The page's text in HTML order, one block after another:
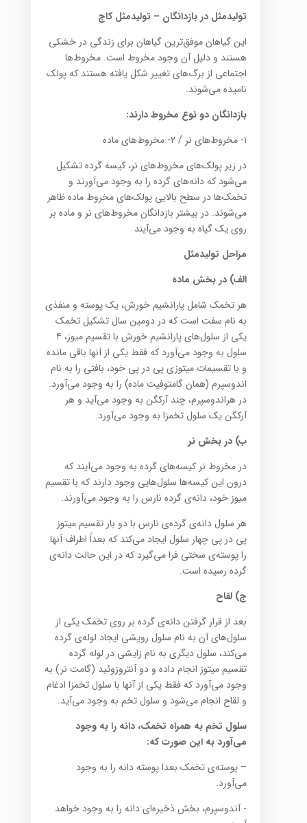
تولیدمثل در بازدانگان – تولیدمثل کاج
این گیاهان موفق‌ترین گیاهان برای زندگی در خشکی
هستند و دلیل آن وجود مخروط است. مخروط‌ها
اجتماعی از برگ‌های تغییر شکل یافته هستند که پولک
نامیده می‌شوند.
بازدانگان دو نوع مخروط دارند:
۱- مخروط‌های نر / ۲- مخروط‌های ماده
در زیر پولک‌های مخروط‌های نر، کیسه گرده تشکیل
می‌شود که دانه‌های گرده را به وجود می‌آورند و
تخمک‌ها در سطح بالایی پولک‌های مخروط ماده ظاهر
می‌شوند. در بیشتر بازدانگان مخروط‌های نر و ماده بر
روی یک گیاه به وجود می‌آیند
مراحل تولیدمثل
الف) در بخش ماده
هر تخمک شامل پارانشیم خورش، یک پوسته و منفذی
به نام سفت است که در دومین سال تشکیل تخمک
یکی از سلول‌های پارانشیم خورش با تقسیم میوز، ۴
سلول به وجود می‌آورد که فقط یکی از آنها باقی مانده
و با تقسیمات میتوزی پی در پی خود، بافتی را به نام
‌اندوسپرم (همان گامتوفیت ماده) را به وجود می‌آورد.
در هر‌اندوسپرم، چند آرکگن به وجود می‌آید و هر
آرکگن یک سلول تخمزا به وجود می‌آورد.
ب) در بخش نر
در مخروط نر کیسه‌های گرده به وجود می‌آیند که
درون این کیسه‌ها سلول‌هایی وجود دارند که با تقسیم
میوز خود، دانه‌ی گرده نارس را به وجود می‌آورند.
هر سلول دانه‌ی گرده‌ی نارس با دو بار تقسیم میتوز
پی در پی چهار سلول ایجاد می‌کند که بعداً اطراف آنها
را پوسته‌ی سختی فرا می‌گیرد که در این حالت دانه‌ی
گرده رسیده است.
ج) لقاح
بعد از قرار گرفتن دانه‌ی گرده بر روی تخمک یکی از
سلول‌های آن به نام سلول رویشی ایجاد لوله‌ی گرده
می‌کند، سلول دیگری به نام زایشی در لوله گرده
تقسیم میتوز انجام داده و دو آنتروزوئید (گامت نر) به
وجود می‌آورد که فقط یکی از آنها با سلول تخمزا ادغام
و لقاح انجام می‌شود و سلول تخم به وجود می‌آید.
سلول تخم به همراه تخمک، دانه را به وجود
می‌آورد به این صورت که:
– پوسته‌ی تخمک بعدا پوسته دانه را به وجود
می‌آورد.
-‌ آندوسپرم، بخش ذخیره‌ای دانه را به وجود خواهد